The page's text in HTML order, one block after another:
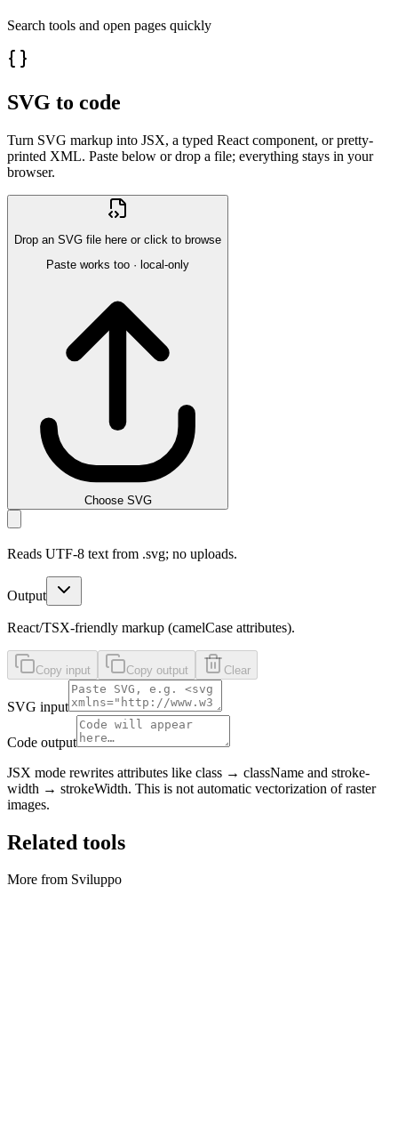
Search tools and open pages quickly
SVG to code
Turn SVG markup into JSX, a typed React component, or pretty-
printed XML. Paste below or drop a file; everything stays in your
browser.
Drop an SVG file here or click to browse
Paste works too · local-only
Choose SVG
Reads UTF-8 text from .svg; no uploads.
Output
React/TSX-friendly markup (camelCase attributes).
Copy input Copy output Clear
SVG input
Code output
JSX mode rewrites attributes like class → className and stroke-
width → strokeWidth. This is not automatic vectorization of raster
images.
Related tools
More from Sviluppo